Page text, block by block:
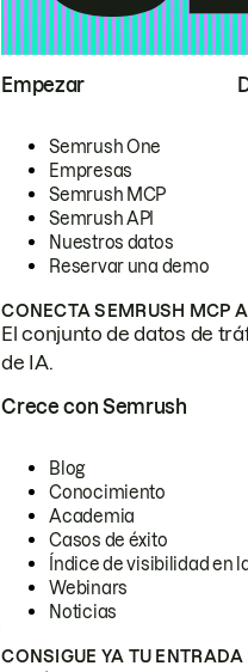
Empezar
Semrush One
Empresas
Semrush MCP
Semrush API
Nuestros datos
Reservar una demo
CONECTA SEMRUSH MCP
El conjunto de datos de
de IA.
Crece con Semrush
Blog
Conocimiento
Academia
Casos de éxito
Índice de visibilidad en
Webinars
Noticias
CONSIGUE YA TU ENTRADA